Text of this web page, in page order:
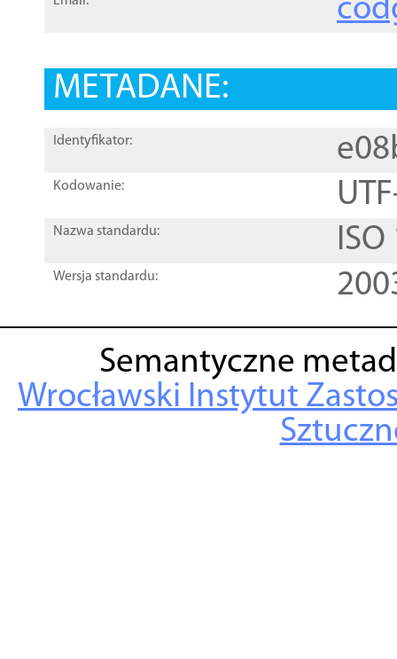
METADANE:
Identyfikator:
Kodowanie:
Nazwa standardu:
Wersja standardu:
Semantyczne
Wrocławski Instytut